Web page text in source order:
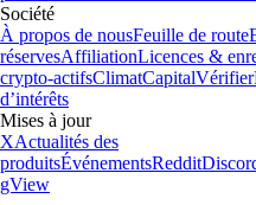
Société
À propos de nousFeuille de route
réservesAffiliationLicences &
crypto-actifsClimatCapitalVérifier
d’intérêts
Mises à jour
XActualités des
produitsÉvénementsReddit
gView